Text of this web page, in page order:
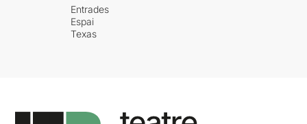
Entrades
Espai
Texas